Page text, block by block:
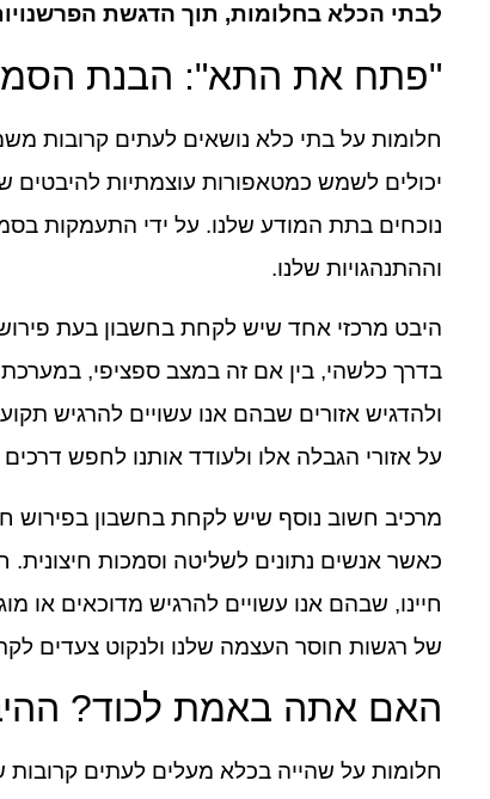
לבתי הכלא בחלומות, תוך הדגשת
"פתח את התא": הבנת
חלומות על בתי כלא נושאים לעתים קרובות
יכולים לשמש כמטאפורות עוצמתיות
נוכחים בתת המודע שלנו. על ידי התעמקות
וההתנהגויות שלנו.
היבט מרכזי אחד שיש לקחת בחשבון בעת
בדרך כלשהי, בין אם זה במצב ספציפי,
ולהדגיש אזורים שבהם אנו עשויים להרגיש
על אזורי הגבלה אלו ולעודד אותנו לחפש
מרכיב חשוב נוסף שיש לקחת בחשבון בפירוש
כאשר אנשים נתונים לשליטה וסמכות
חיינו, שבהם אנו עשויים להרגיש מדוכאים או
של רגשות חוסר העצמה שלנו ולנקוט צעדים
האם אתה באמת לכוד?
חלומות על שהייה בכלא מעלים לעתים קרובות